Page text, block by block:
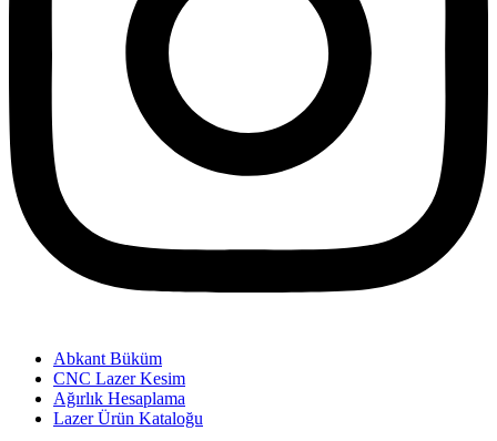
Abkant Büküm
CNC Lazer Kesim
Ağırlık Hesaplama
Lazer Ürün Kataloğu